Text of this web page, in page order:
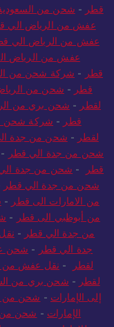
لقطر-نقل عفش من
قطر- شحن من
عفش من الرياض الي
عفش من الرياض الي
عفش من الرياض
قطر- شركة شحن من
قطر-شحن من
لقطر-شحن بري من
قطر- شركة شحن
لقطر - شحن من جدة
شحن من جدة الي قطر-
قطر - شحن من جدة
شحن من جدة الي قطر
من الامارات الى قطر-
من أبوظبي الى قطر -
من جدة الي قطر-
جدة الي قطر-شحن
لقطر - نقل عفش من
لقطر-شحن بري من
إلى الإمارات- شحن من